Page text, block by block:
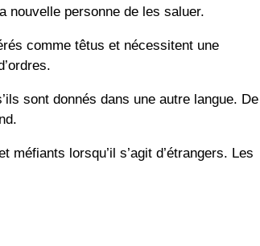
nouvelle personne de les saluer.
comme têtus et nécessitent une
sont donnés dans une autre langue. De
lorsqu’il s’agit d’étrangers. Les